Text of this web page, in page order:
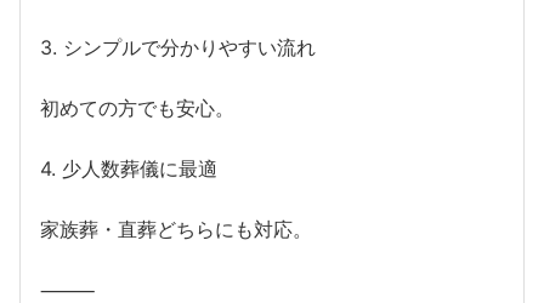
3. シンプルで分かりやすい流れ
初めての方でも安心。
4. 少人数葬儀に最適
家族葬・直葬どちらにも対応。
⸻